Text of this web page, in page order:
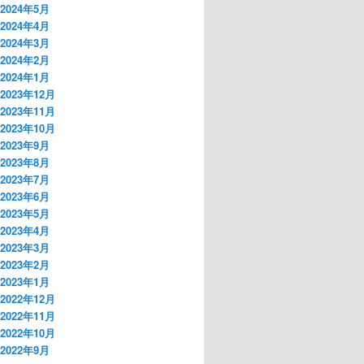
2024年5月
2024年4月
2024年3月
2024年2月
2024年1月
2023年12月
2023年11月
2023年10月
2023年9月
2023年8月
2023年7月
2023年6月
2023年5月
2023年4月
2023年3月
2023年2月
2023年1月
2022年12月
2022年11月
2022年10月
2022年9月